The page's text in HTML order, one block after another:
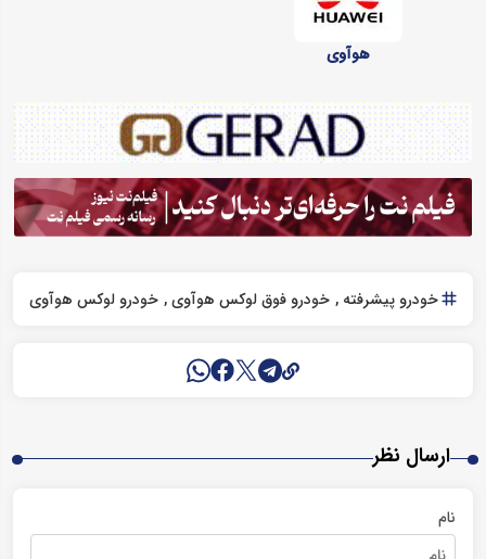
هوآوی
خودرو پیشرفته خودرو فوق لوکس هوآوی خودرو لوکس هوآوی
ارسال نظر
نام